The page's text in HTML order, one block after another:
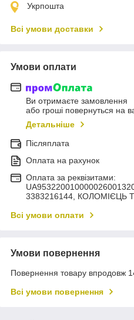
Укрпошта
Всі умови доставки
Умови оплати
Ви отримаєте замовлення
або гроші повернуться на
Детальніше
Післяплата
Оплата на рахунок
Оплата за реквізитами:
3383216144, КОЛОМIЄЦЬ
Всі умови оплати
Умови повернення
Повернення товару впродовж
Всі умови повернення